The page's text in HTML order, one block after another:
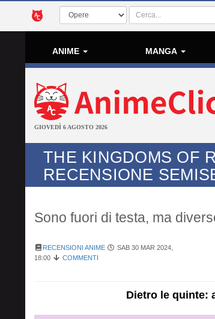
ANIME MANGA
GIOVEDÌ 6 AGOSTO 2026
THE KINGDOMS OF
RECENSIONE
Sono fuori di testa, ma
RECENSIONI ANIME
SAB 30 MAR 2024,
18:00
COMMENTI
Dietro le quinte: